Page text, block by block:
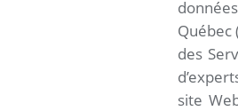
Québec
des
site